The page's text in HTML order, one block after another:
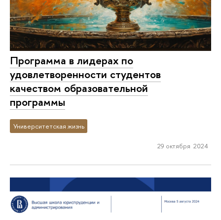
Программа в лидерах по
удовлетворенности студентов
качеством образовательной
программы
Университетская жизнь
29 октября 2024